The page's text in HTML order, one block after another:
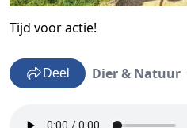
Tijd voor actie!
Deel Dier & Natuur